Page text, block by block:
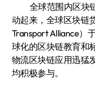
全球范围内区块
动起来，全球区块链
Transport Alliance）
球化的区块链教育和
物流区块链应用迅猛
均积极参与。